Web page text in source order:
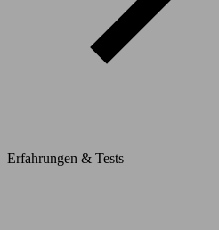
Erfahrungen & Tests